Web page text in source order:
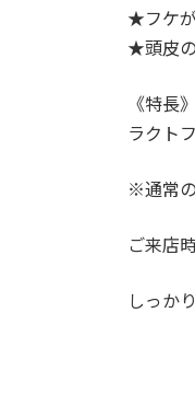
★フケ
★頭皮
《特長》
ラクト
※通常
ご来店
しっか